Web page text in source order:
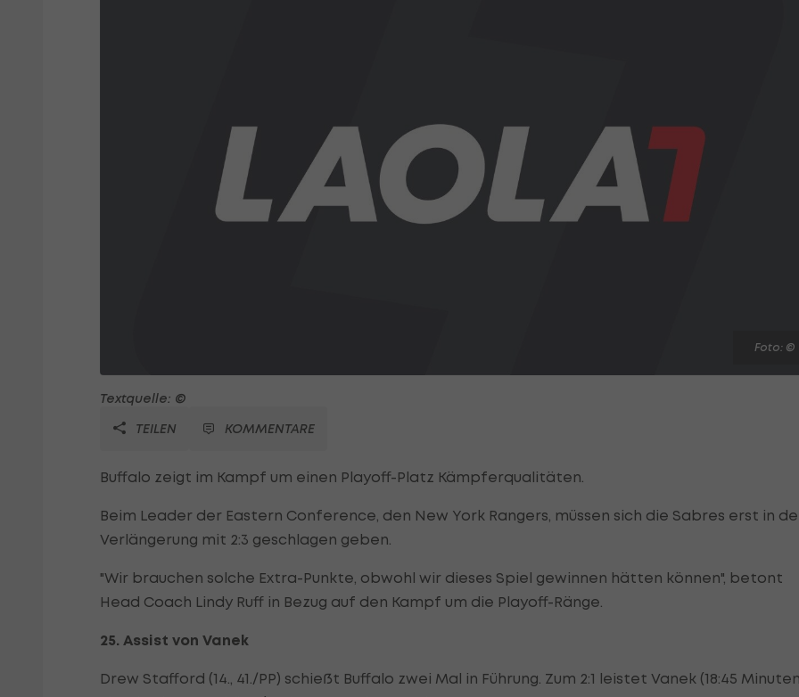
Foto: ©
Textquelle: ©
TEILEN
KOMMENTARE
Buffalo zeigt im Kampf um einen Playoff-Platz Kämpferqualitäten.
Beim Leader der Eastern Conference, den New York Rangers, müssen sich die Sabres erst in
Verlängerung mit 2:3 geschlagen geben.
"Wir brauchen solche Extra-Punkte, obwohl wir dieses Spiel gewinnen hätten können", betont
Head Coach Lindy Ruff in Bezug auf den Kampf um die Playoff-Ränge.
25. Assist von Vanek
Drew Stafford (14., 41./PP) schießt Buffalo zwei Mal in Führung. Zum 2:1 leistet Vanek (18:45